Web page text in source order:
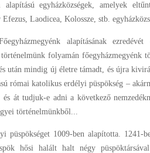
egyházközségek, amelyek
Laodicea, Kolossze, stb.
alapításának
folyamán főegyházmegyénk
után mindig új életre támadt, és újra
római katolikus erdélyi püspökség –
át tudjuk-e adni a következő
történelmünkből...
püspökséget 1009-ben alapította. 1241-
hősi halált halt négy